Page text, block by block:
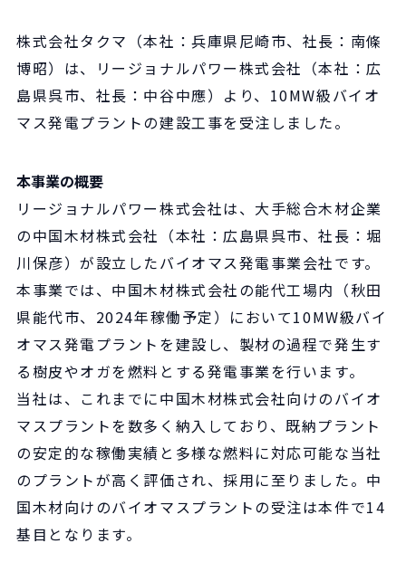
株式会社タクマ（本社：兵庫県尼崎市、社長：南條
博昭）は、リージョナルパワー株式会社（本社：広
島県呉市、社長：中谷中應）より、10MW級バイオ
マス発電プラントの建設工事を受注しました。
本事業の概要
リージョナルパワー株式会社は、大手総合木材企業
の中国木材株式会社（本社：広島県呉市、社長：堀
川保彦）が設立したバイオマス発電事業会社です。
本事業では、中国木材株式会社の能代工場内（秋田
県能代市、2024年稼働予定）において10MW級バイ
オマス発電プラントを建設し、製材の過程で発生す
る樹皮やオガを燃料とする発電事業を行います。
当社は、これまでに中国木材株式会社向けのバイオ
マスプラントを数多く納入しており、既納プラント
の安定的な稼働実績と多様な燃料に対応可能な当社
のプラントが高く評価され、採用に至りました。中
国木材向けのバイオマスプラントの受注は本件で14
基目となります。